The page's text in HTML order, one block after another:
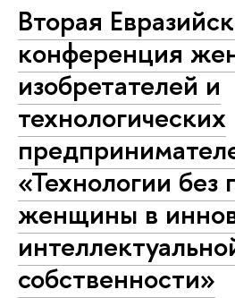
Вторая
конференция
изобретателей и
технологических
«Технологии без
женщины в
собственности»